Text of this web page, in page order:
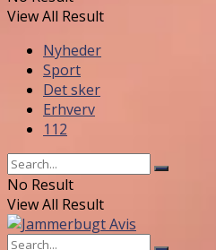
View All Result
Nyheder
Sport
Det sker
Erhverv
112
No Result
View All Result